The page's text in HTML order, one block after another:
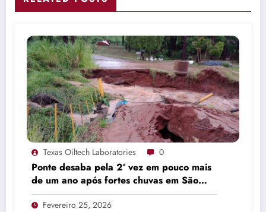
Texas Oiltech Laboratories 0
Ponte desaba pela 2ª vez em pouco mais
de um ano após fortes chuvas em São
Manuel
Fevereiro 25, 2026